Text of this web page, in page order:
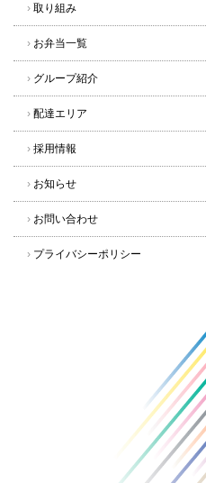
› 取り組み
› お弁当一覧
› グループ紹介
› 配達エリア
› 採用情報
› お知らせ
› お問い合わせ
› プライバシーポリシー